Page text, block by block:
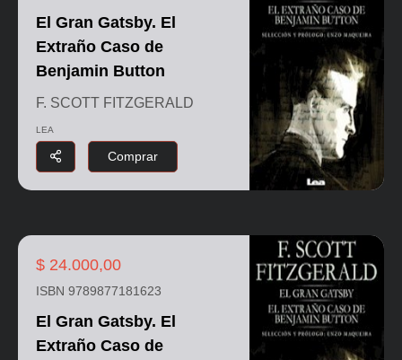
El Gran Gatsby. El
Extraño Caso de
Benjamin Button
F. SCOTT FITZGERALD
LEA
Comprar
$ 24.000,00
ISBN 9789877181623
El Gran Gatsby. El
Extraño Caso de